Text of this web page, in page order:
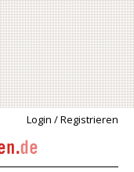
Login / Registrieren